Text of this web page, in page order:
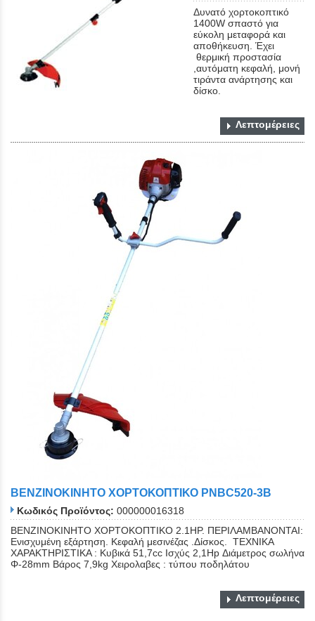
Δυνατό χορτοκοπτικό
1400W σπαστό για
εύκολη μεταφορά και
αποθήκευση. Έχει
θερμική προστασία
,αυτόματη κεφαλή, μονή
τιράντα ανάρτησης και
δίσκο.
Λεπτομέρειες
ΒΕΝΖΙΝΟΚΙΝΗΤΟ ΧΟΡΤΟΚΟΠΤΙΚΟ PNBC520-3B
Κωδικός Προϊόντος: 000000016318
ΒΕΝΖΙΝΟΚΙΝΗΤΟ ΧΟΡΤΟΚΟΠΤΙΚΟ 2.1HP. ΠΕΡΙΛΑΜΒΑΝΟΝΤΑΙ:
Ενισχυμένη εξάρτηση. Κεφαλή μεσινέζας .Δίσκος. ΤΕΧΝΙΚΑ
ΧΑΡΑΚΤΗΡΙΣΤΙΚΑ : Κυβικά 51,7cc Ισχύς 2,1Hp Διάμετρος σωλήνα
Φ-28mm Βάρος 7,9kg Χειρολαβες : τύπου ποδηλάτου
Λεπτομέρειες